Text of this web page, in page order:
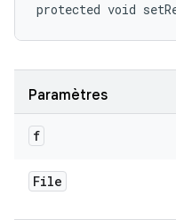
protected void
Paramètres
f
File